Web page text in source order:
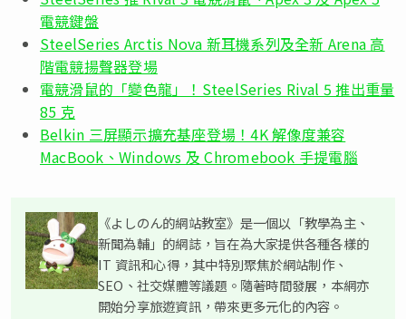
電競鍵盤
SteelSeries Arctis Nova 新耳機系列及全新 Arena 高
階電競揚聲器登場
電競滑鼠的「變色龍」！SteelSeries Rival 5 推出重量
85 克
Belkin 三屏顯示擴充基座登場！4K 解像度兼容
MacBook、Windows 及 Chromebook 手提電腦
《よしのん的網站教室》是一個以「教學為主、
新聞為輔」的網誌，旨在為大家提供各種各樣的
IT 資訊和心得，其中特別聚焦於網站制作、
SEO、社交媒體等議題。隨著時間發展，本網亦
開始分享旅遊資訊，帶來更多元化的內容。